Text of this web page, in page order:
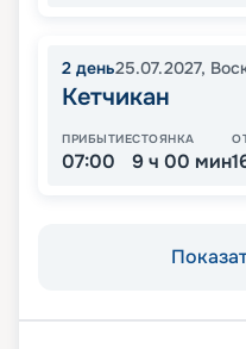
2 день25.07.2027,
Кетчикан
ПРИБЫТИЕ
07:00
СТОЯНКА
9 ч 00 мин